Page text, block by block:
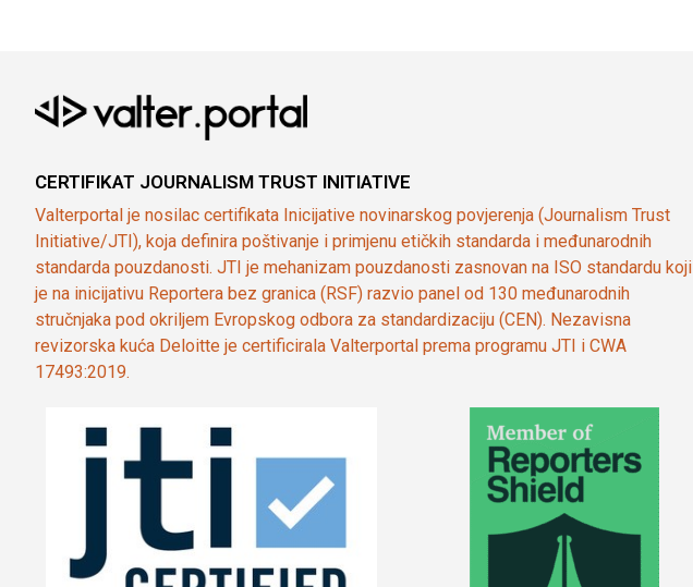
CERTIFIKAT JOURNALISM TRUST INITIATIVE
Valterportal je nosilac certifikata Inicijative novinarskog povjerenja (Journalism Trust
Initiative/JTI), koja definira poštivanje i primjenu etičkih standarda i međunarodnih
standarda pouzdanosti. JTI je mehanizam pouzdanosti zasnovan na ISO standardu koji
je na inicijativu Reportera bez granica (RSF) razvio panel od 130 međunarodnih
stručnjaka pod okriljem Evropskog odbora za standardizaciju (CEN). Nezavisna
revizorska kuća Deloitte je certificirala Valterportal prema programu JTI i CWA
17493:2019.